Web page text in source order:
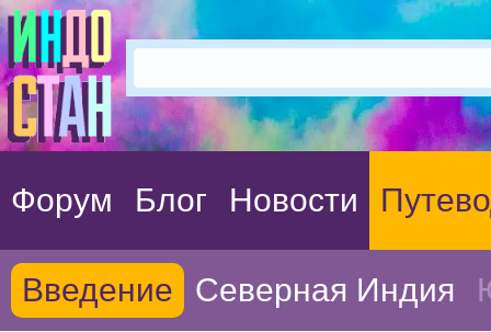
Форум Блог Новости
Введение Северная Индия